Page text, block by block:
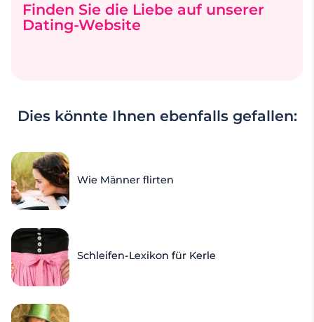
Finden Sie die Liebe auf unserer
Dating-Website
Dies könnte Ihnen ebenfalls gefallen:
Wie Männer flirten
Schleifen-Lexikon für Kerle